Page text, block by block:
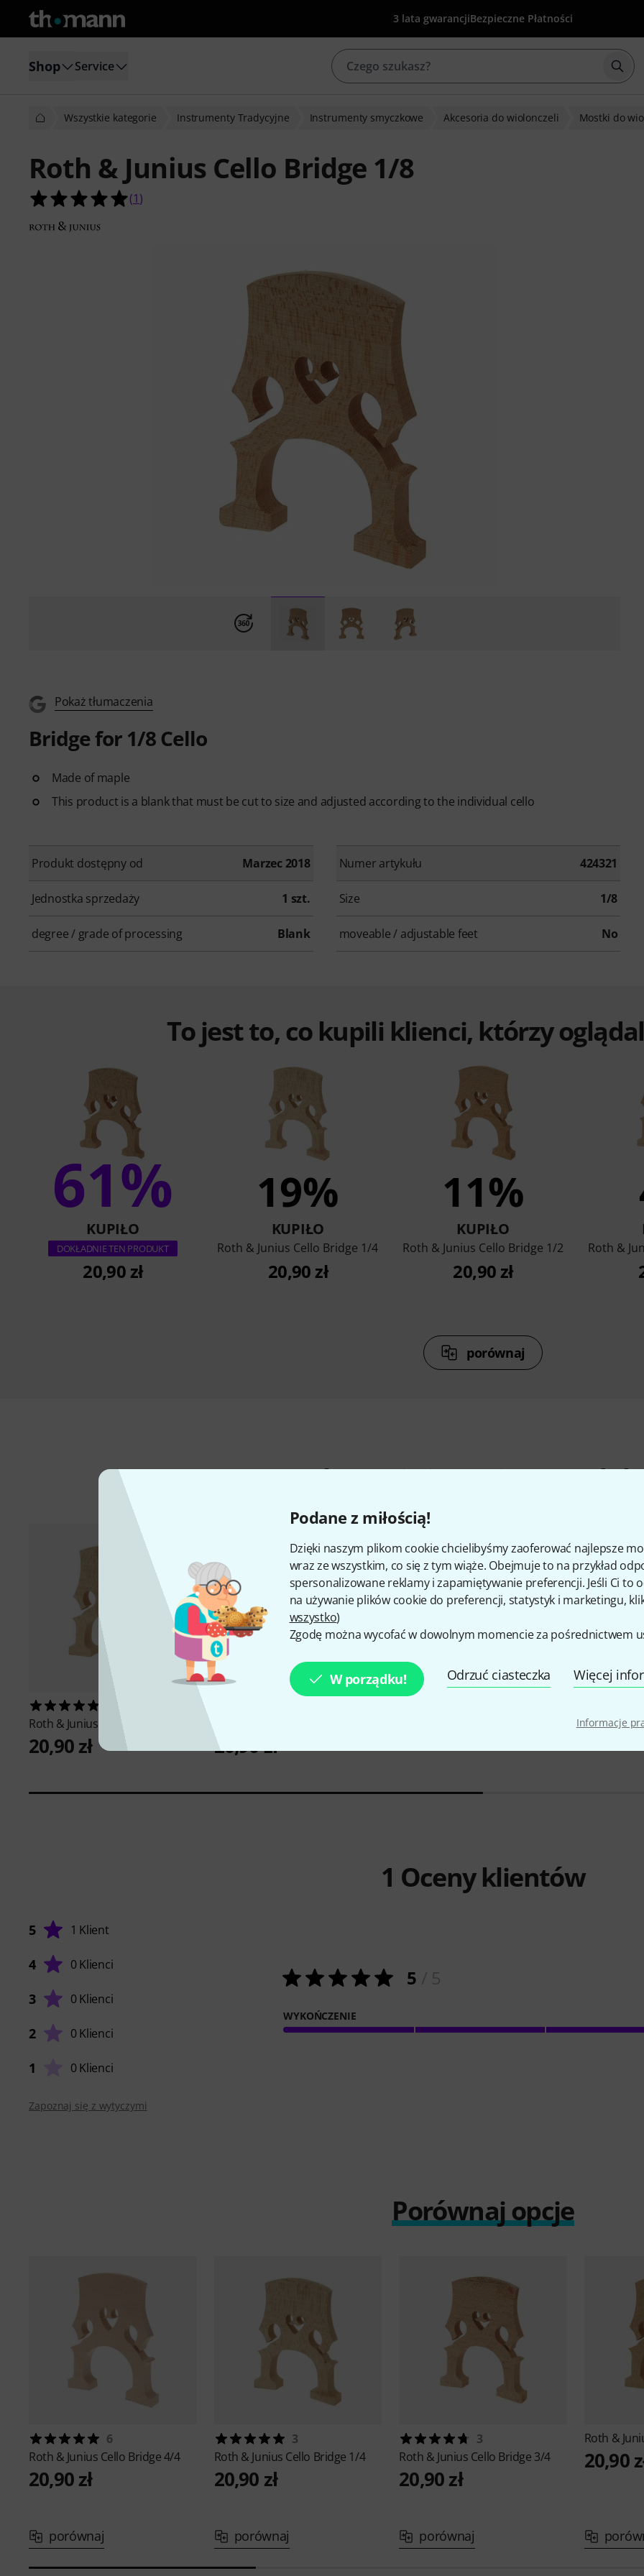
Podane z miłością!
Dzięki naszym plikom cookie chcielibyśmy zaoferować najlepsze
wraz ze wszystkim, co się z tym wiąże. Obejmuje to na przykład
spersonalizowane reklamy i zapamiętywanie preferencji. Jeśli Ci to
na używanie plików cookie do preferencji, statystyk i marketingu,
wszystko)
Zgodę można wycofać w dowolnym momencie za pośrednictwem
W porządku! Odrzuć ciasteczka Więcej
Informacje
3 lata gwarancjiBezpieczne Płatności
Shop Service
Wszystkie kategorie Instrumenty Tradycyjne Instrumenty smyczkowe Akcesoria do wiolonczeli Mostki do
Roth & Junius Cello Bridge 1/8
5.0 na 5 gwiazdek z 1 ocen klientów
(1)
Pokaż tłumaczenia
Bridge for 1/8 Cello
Made of maple
This product is a blank that must be cut to size and adjusted according to the individual cello
Produkt dostępny od Marzec 2018 Numer artykułu 424321
Jednostka sprzedaży 1 szt. Size 1/8
degree / grade of processing Blank moveable / adjustable feet No
To jest to, co kupili klienci, którzy
61%
KUPIŁO
DOKŁADNIE TEN PRODUKT
20,90 zł
19%
KUPIŁO
Roth & Junius Cello Bridge 1/4
20,90 zł
11%
KUPIŁO
Roth & Junius Cello Bridge 1/2
20,90 zł
Roth &
porównaj
Akcesoria i pasujące
Roth & Junius
20,90 zł 20,90 zł
83 zł
1 Oceny klientów
5 1 Klient
4 0 Klienci
3 0 Klienci
2 0 Klienci
1 0 Klienci
5
WYKOŃCZENIE
Zapoznaj się z wytyczymi
Porównaj opcje
6
Roth & Junius Cello Bridge 4/4
20,90 zł
porównaj
3
Roth & Junius Cello Bridge 1/4
20,90 zł
porównaj
3
Roth & Junius Cello Bridge 3/4
20,90 zł
porównaj
Roth &
20,90